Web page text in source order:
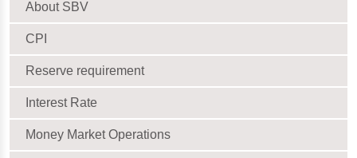
About SBV
CPI
Reserve requirement
Interest Rate
Money Market Operations